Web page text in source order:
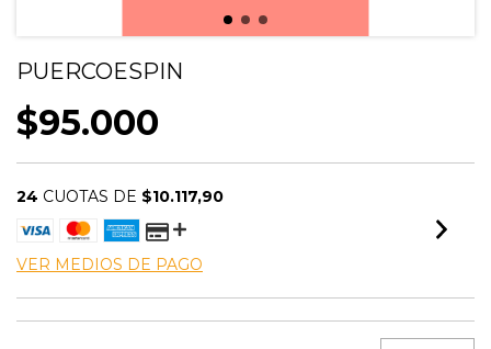
PUERCOESPIN
$95.000
24 CUOTAS DE $10.117,90
VER MEDIOS DE PAGO